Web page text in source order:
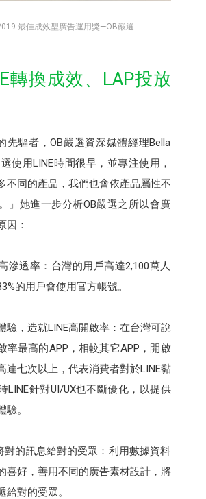
最佳成效型廣告運用獎—OB嚴選
轉換成效、LAP投放
先驅者，OB嚴選資深媒體經理Bella
使用LINE時間很早，並專注使用，
不同的產品，我們也會依產品屬性不
」她進一步分析OB嚴選之所以會廣
因：
滲透率：台灣的用戶高達2,100萬人
的用戶會使用官方帳號。
驗，造就LINE高開啟率：在台灣可說
率最高的APP，相較其它APP，開啟
達七次以上，代表消費者對於LINE黏
LINE針對UI/UX也不斷優化，以提供
。
對的訊息給對的受眾：利用數據資料
喜好，善用不同的廣告素材設計，將
給對的受眾。